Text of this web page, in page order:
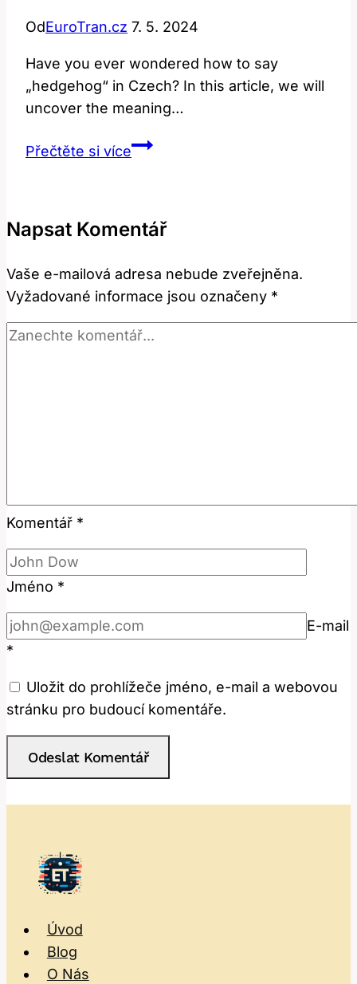
OdEuroTran.cz 7. 5. 2024
Have you ever wondered how to say
„hedgehog“ in Czech? In this article, we will
uncover the meaning…
Přečtěte si víceHedgehog:
a
to
říct
česky?
Napsat Komentář
Vaše e-mailová adresa nebude zveřejněna.
Vyžadované informace jsou označeny *
Komentář *
Jméno *
E-mail
*
Uložit do prohlížeče jméno, e-mail a webovou
stránku pro budoucí komentáře.
Úvod
Blog
O Nás